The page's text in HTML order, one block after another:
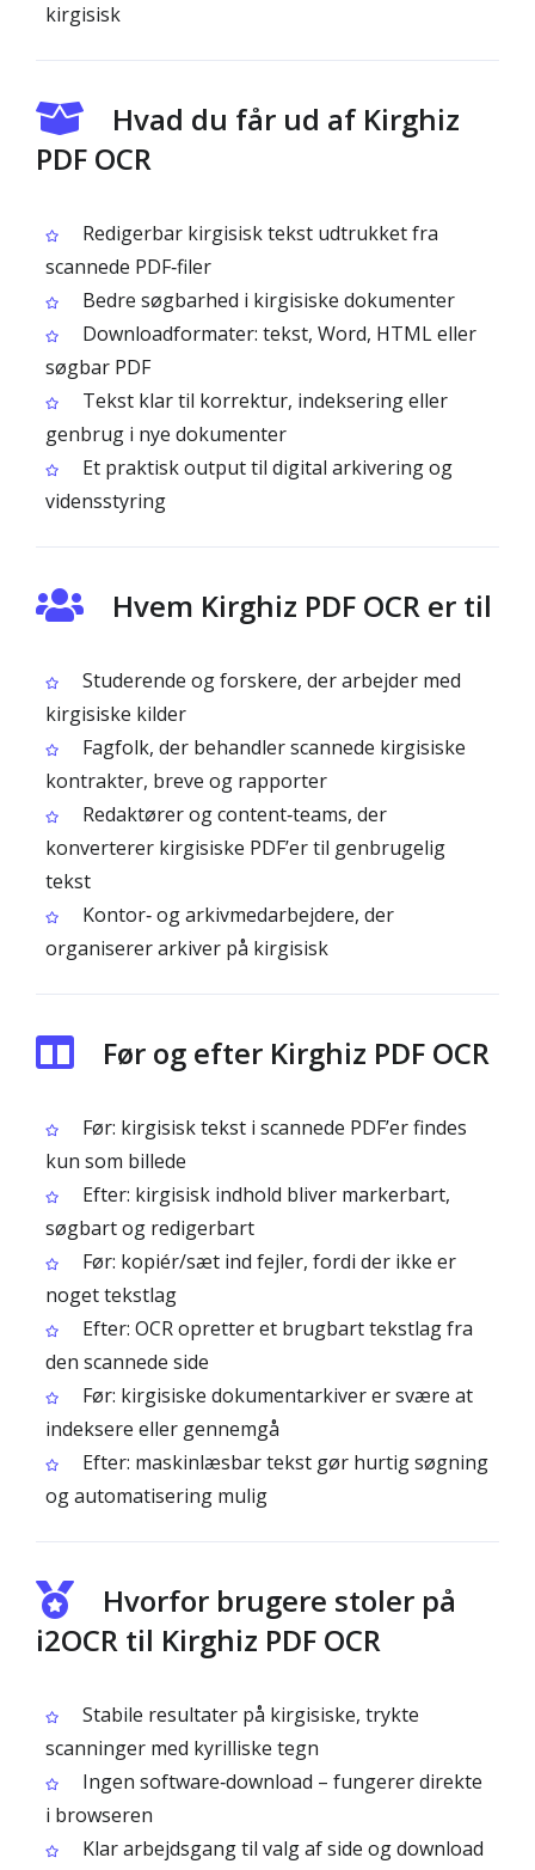
kirgisisk
Hvad du får ud af Kirghiz
PDF OCR
Redigerbar kirgisisk tekst udtrukket fra
scannede PDF‑filer
Bedre søgbarhed i kirgisiske dokumenter
Downloadformater: tekst, Word, HTML eller
søgbar PDF
Tekst klar til korrektur, indeksering eller
genbrug i nye dokumenter
Et praktisk output til digital arkivering og
vidensstyring
Hvem Kirghiz PDF OCR er til
Studerende og forskere, der arbejder med
kirgisiske kilder
Fagfolk, der behandler scannede kirgisiske
kontrakter, breve og rapporter
Redaktører og content‑teams, der
konverterer kirgisiske PDF’er til genbrugelig
tekst
Kontor‑ og arkivmedarbejdere, der
organiserer arkiver på kirgisisk
Før og efter Kirghiz PDF OCR
Før: kirgisisk tekst i scannede PDF’er findes
kun som billede
Efter: kirgisisk indhold bliver markerbart,
søgbart og redigerbart
Før: kopiér/sæt ind fejler, fordi der ikke er
noget tekstlag
Efter: OCR opretter et brugbart tekstlag fra
den scannede side
Før: kirgisiske dokumentarkiver er svære at
indeksere eller gennemgå
Efter: maskinlæsbar tekst gør hurtig søgning
og automatisering mulig
Hvorfor brugere stoler på
i2OCR til Kirghiz PDF OCR
Stabile resultater på kirgisiske, trykte
scanninger med kyrilliske tegn
Ingen software‑download – fungerer direkte
i browseren
Klar arbejdsgang til valg af side og download